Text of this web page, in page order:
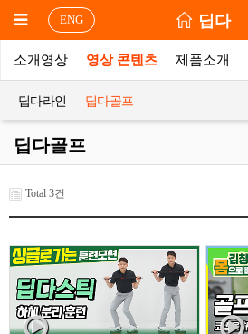
ENG 딥다
소개영상 영상 콘텐츠 제품소개
딥다라인 딥다골프
딥다골프
Total 3건